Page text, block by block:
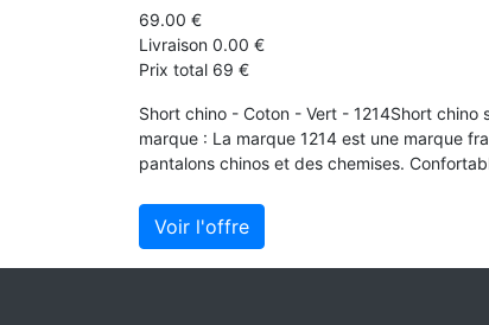
69.00 €
Livraison 0.00 €
Prix total 69 €
Short chino - Coton - Vert - 1214Short
marque : La marque 1214 est une marque
pantalons chinos et des chemises.
Voir l'offre